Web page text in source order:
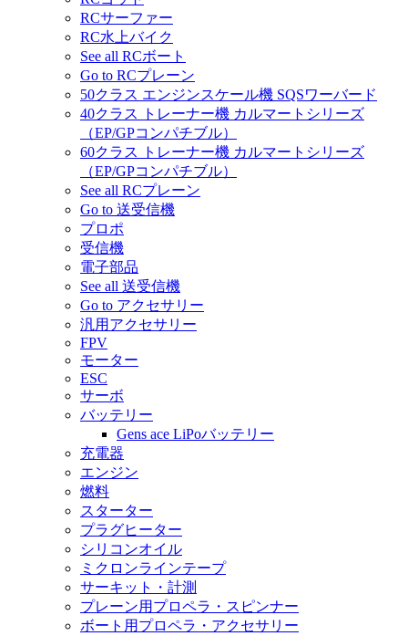
RCサーファー
RC水上バイク
See all RCボート
Go to RCプレーン
50クラス エンジンスケール機 SQSワーバード
40クラス トレーナー機 カルマートシリーズ
（EP/GPコンパチブル）
60クラス トレーナー機 カルマートシリーズ
（EP/GPコンパチブル）
See all RCプレーン
Go to 送受信機
プロポ
受信機
電子部品
See all 送受信機
Go to アクセサリー
汎用アクセサリー
FPV
モーター
ESC
サーボ
バッテリー
Gens ace LiPoバッテリー
充電器
エンジン
燃料
スターター
プラグヒーター
シリコンオイル
ミクロンラインテープ
サーキット・計測
プレーン用プロペラ・スピンナー
ボート用プロペラ・アクセサリー